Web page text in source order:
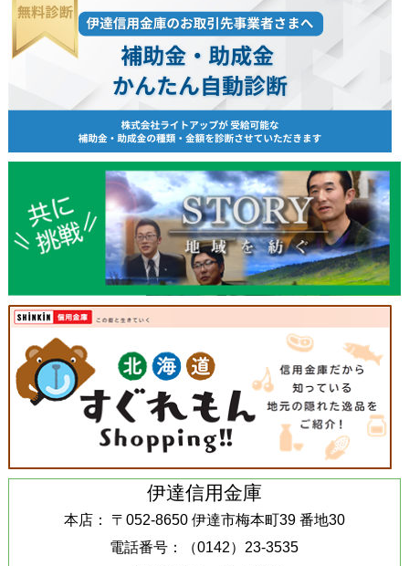
伊達信用金庫
本店： 〒052-8650 伊達市梅本町39 番地30
電話番号：（0142）23-3535